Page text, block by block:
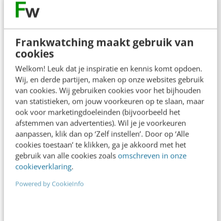
Frankwatching maakt gebruik van
cookies
Welkom! Leuk dat je inspiratie en kennis komt opdoen.
Wij, en derde partijen, maken op onze websites gebruik
van cookies. Wij gebruiken cookies voor het bijhouden
van statistieken, om jouw voorkeuren op te slaan, maar
ook voor marketingdoeleinden (bijvoorbeeld het
afstemmen van advertenties). Wil je je voorkeuren
aanpassen, klik dan op ‘Zelf instellen’. Door op ‘Alle
cookies toestaan’ te klikken, ga je akkoord met het
gebruik van alle cookies zoals omschreven in onze
cookieverklaring.
Powered by CookieInfo
Meer contactopties
Frankwatching
Adverteren
Contact
Nieuwsbrieven
Over ons
Ons team
Werken bij
Whitepapers